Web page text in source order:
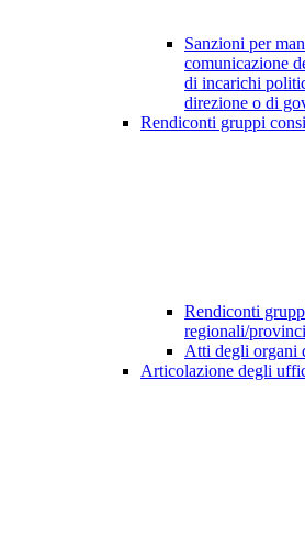
Sanzioni per
comunicazione
di incarichi
direzione o di
Rendiconti gruppi
Rendiconti
regionali/
Atti degli organi
Articolazione degli